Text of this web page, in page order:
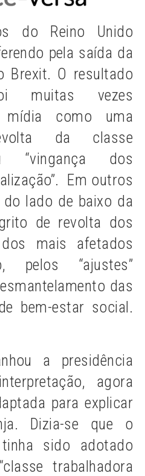
do Reino Unido
pela saída da
Brexit. O resultado
muitas vezes
mídia como uma
da classe
“vingança dos
Em outros
lado de baixo da
de revolta dos
mais afetados
pelos “ajustes”
das
bem-estar social.
a presidência
agora
para explicar
Dizia-se que o
sido adotado
trabalhadora